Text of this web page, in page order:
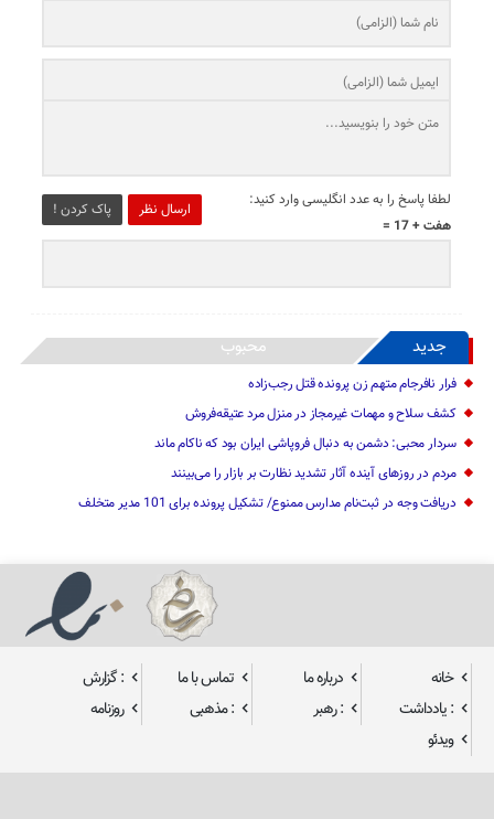
ارسال نظر پاک کردن !
لطفا پاسخ را به عدد انگلیسی وارد کنید:
هفت + 17 =
جدید محبوب
فرار نافرجام متهم زن پرونده قتل رجب‌زاده
کشف سلاح و مهمات غیرمجاز در منزل مرد عتیقه‌فروش
سردار محبی: دشمن به دنبال فروپاشی ایران بود که ناکام ماند
مردم در روزهای آینده آثار تشدید نظارت بر بازار را می‌بینند
دریافت وجه در ثبت‌نام مدارس ممنوع/ تشکیل پرونده برای 101 مدیر متخلف
خانه درباره ما تماس با ما
: گزارش
: یادداشت
: رهبر : مذهبی
روزنامه
ویدئو